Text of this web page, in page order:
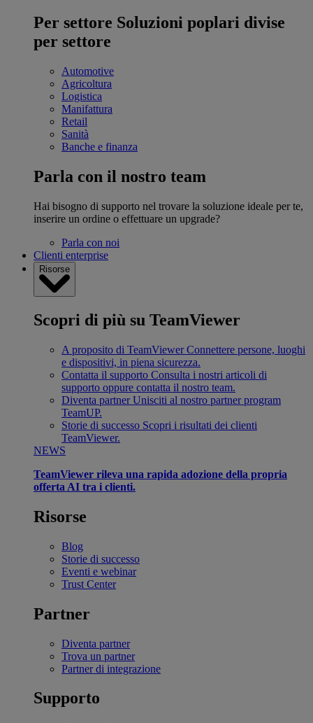
Per settore Soluzioni poplari divise
per settore
Automotive
Agricoltura
Logistica
Manifattura
Retail
Sanità
Banche e finanza
Parla con il nostro team
Hai bisogno di supporto nel trovare la soluzione ideale per te,
inserire un ordine o effettuare un upgrade?
Parla con noi
Clienti enterprise
Risorse
Scopri di più su TeamViewer
A proposito di TeamViewer Connettere persone, luoghi
e dispositivi, in piena sicurezza.
Contatta il supporto Consulta i nostri articoli di
supporto oppure contatta il nostro team.
Diventa partner Unisciti al nostro partner program
TeamUP.
Storie di successo Scopri i risultati dei clienti
TeamViewer.
NEWS
TeamViewer rileva una rapida adozione della propria
offerta AI tra i clienti.
Risorse
Blog
Storie di successo
Eventi e webinar
Trust Center
Partner
Diventa partner
Trova un partner
Partner di integrazione
Supporto